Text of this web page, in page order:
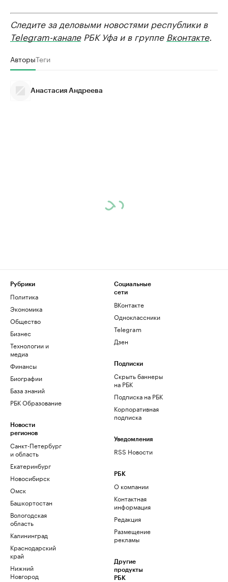
Следите за деловыми новостями республики в
Telegram-каналеРБК Уфа и в группе Вконтакте.
АвторыТеги
Анастасия Андреева
Рубрики
Политика
Экономика
Общество
Бизнес
Технологии и
медиа
Финансы
Биографии
База знаний
РБК Образование
Новости
регионов
Санкт-Петербург
и область
Екатеринбург
Новосибирск
Омск
Башкортостан
Вологодская
область
Калининград
Краснодарский
край
Нижний
Новгород
Социальные
сети
ВКонтакте
Одноклассники
Telegram
Дзен
Подписки
Скрыть баннеры
на РБК
Подписка на РБК
Корпоративная
подписка
Уведомления
RSS Новости
РБК
О компании
Контактная
информация
Редакция
Размещение
рекламы
Другие
продукты
РБК